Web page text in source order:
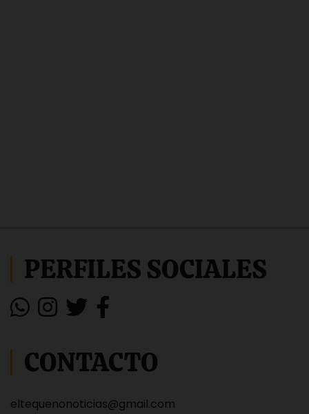
PERFILES SOCIALES
CONTACTO
eltequenonoticias@gmail.com